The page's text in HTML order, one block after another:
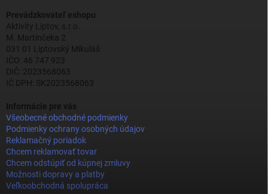
Prevádzkovateľ eshopu
Aktivity Liptov, s.r.o.
M. Martinčeka 2
031 01 Liptovský Mikuláš
IČO: 46 747 923
DIČ: 2023568063
IČ DPH: SK2023568063
Informácie pre vás
Všeobecné obchodné podmienky
Podmienky ochrany osobných údajov
Reklamačný poriadok
Chcem reklamovať tovar
Chcem odstúpiť od kúpnej zmluvy
Možnosti dopravy a platby
Veľkoobchodná spolupráca